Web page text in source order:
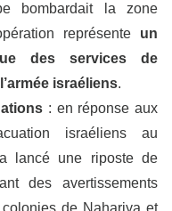
bombardait la zone
représente un
des services de
israéliens.
: en réponse aux
israéliens au
lancé une riposte de
des avertissements